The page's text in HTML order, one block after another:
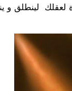
لعقلك لينطلق و